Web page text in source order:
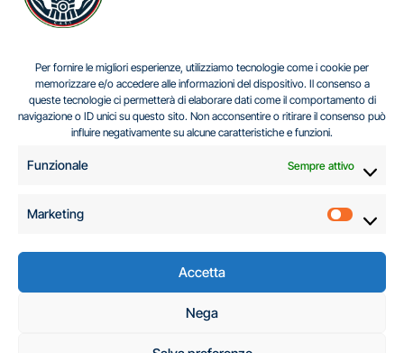
Per fornire le migliori esperienze, utilizziamo tecnologie come i cookie per
memorizzare e/o accedere alle informazioni del dispositivo. Il consenso a
queste tecnologie ci permetterà di elaborare dati come il comportamento di
navigazione o ID unici su questo sito. Non acconsentire o ritirare il consenso può
influire negativamente su alcune caratteristiche e funzioni.
Funzionale Sempre attivo
Marketing
Accetta
Nega
Centro Analisi e Studi Italus © Tutti i diritti riservati
C.A.S.I. – Centro
Analisi e Studi Italus